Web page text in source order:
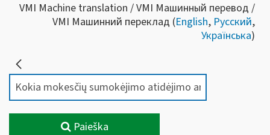
VMI Machine translation / VMI Машинный перевод /
VMI Машинний переклад (English, Русский,
Українська)
Paieška